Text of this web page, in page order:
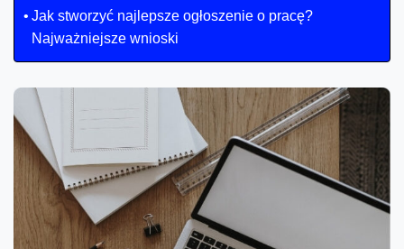
Jak stworzyć najlepsze ogłoszenie o pracę?
Najważniejsze wnioski